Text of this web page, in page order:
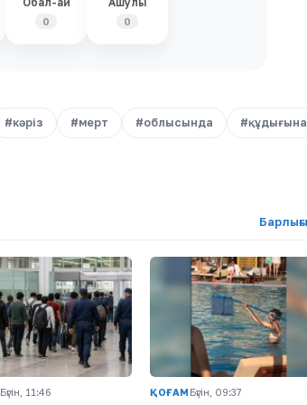
0 0
#кәріз #мерт #облысында #құдығына
Бүгін, 11:46 ҚОҒАМ Бүгін, 09:37